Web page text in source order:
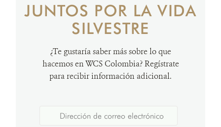
JUNTOS POR LA VIDA
SILVESTRE
¿Te gustaría saber más sobre lo que
hacemos en WCS Colombia? Regístrate
para recibir información adicional.